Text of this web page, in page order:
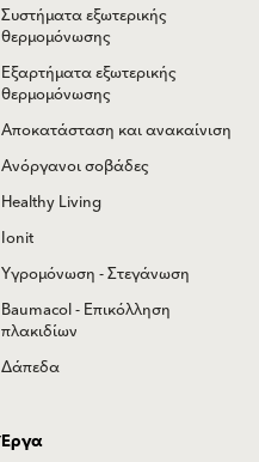
Συστήματα εξωτερικής
θερμομόνωσης
Εξαρτήματα εξωτερικής
θερμομόνωσης
Αποκατάσταση και ανακαίνιση
Ανόργανοι σοβάδες
Healthy Living
Ionit
Υγρομόνωση - Στεγάνωση
Baumacol - Επικόλληση
πλακιδίων
Δάπεδα
Έργα